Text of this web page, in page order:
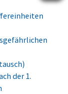
der 1.